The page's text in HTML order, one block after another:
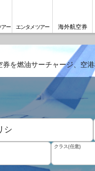
アー エンタメツアー 海外航空券
券を燃油サーチャージ、空
シ
クラス(任意)